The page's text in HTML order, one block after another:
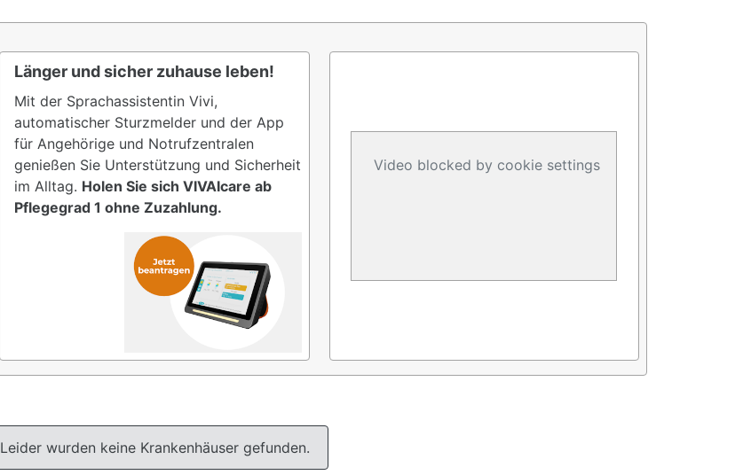
Länger und sicher zuhause leben!
Mit der Sprachassistentin Vivi,
automatischer Sturzmelder und der App
für Angehörige und Notrufzentralen
genießen Sie Unterstützung und Sicherheit
im Alltag. Holen Sie sich VIVAIcare ab
Pflegegrad 1 ohne Zuzahlung.
Video blocked by cookie settings
Leider wurden keine Krankenhäuser gefunden.